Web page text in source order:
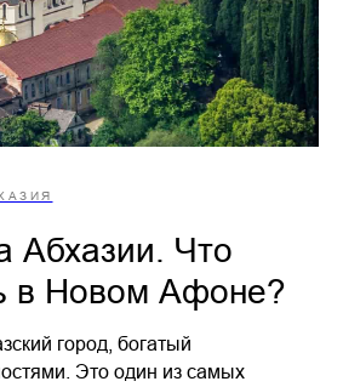
Абхазии. Что
в Новом Афоне?
город, богатый
Это один из самых